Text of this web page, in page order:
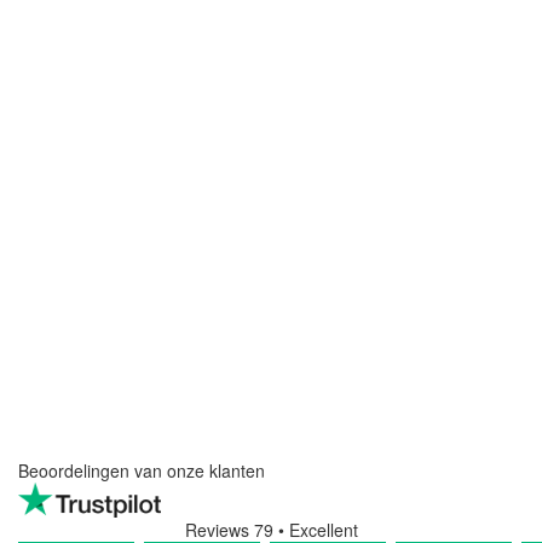
Beoordelingen van onze klanten
Reviews 79 • Excellent